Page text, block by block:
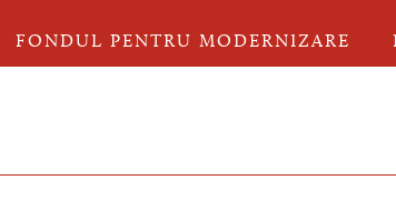
FONDUL PENTRU MODERNIZARE